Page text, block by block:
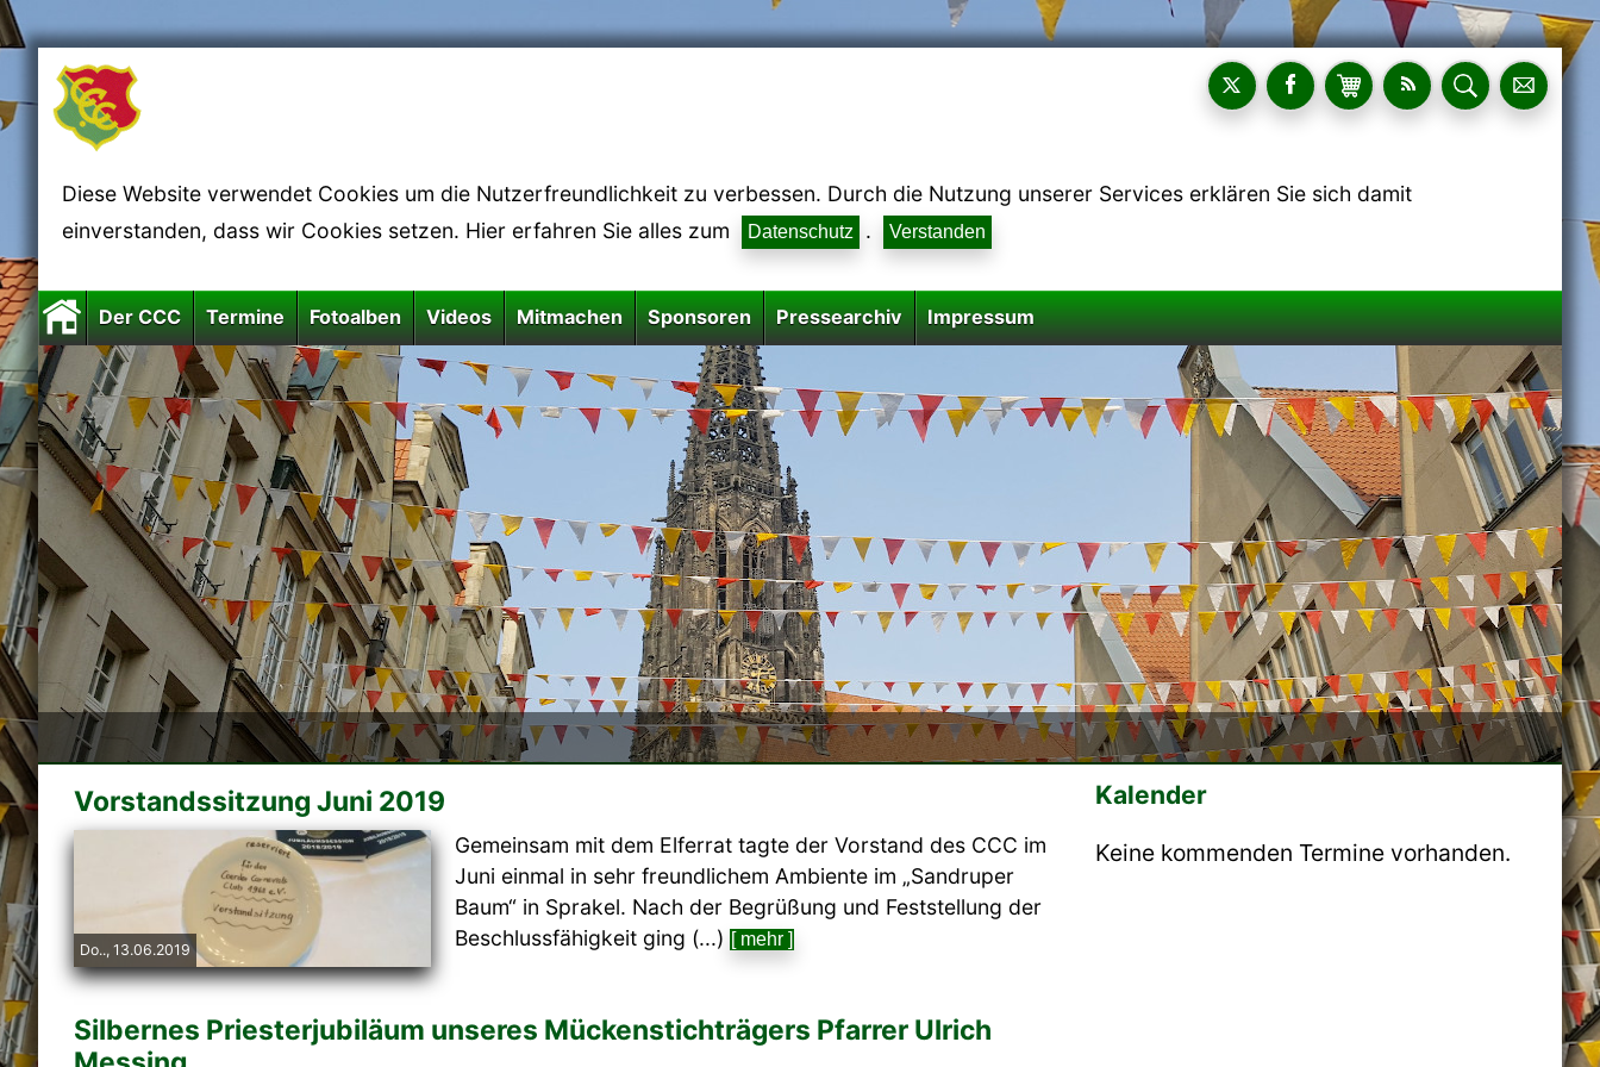
Diese Website verwendet Cookies um die Nutzerfreundlichkeit zu verbessen. Durch die Nutzung unserer Services erklären Sie sich damit
einverstanden, dass wir Cookies setzen. Hier erfahren Sie alles zum
Datenschutz . Verstanden
Der CCC Termine Fotoalben Videos Mitmachen Sponsoren Pressearchiv Impressum
Vorstandssitzung Juni 2019
Do.., 13.06.2019
Gemeinsam mit dem Elferrat tagte der Vorstand des CCC im
Juni einmal in sehr freundlichem Ambiente im „Sandruper
Baum“ in Sprakel. Nach der Begrüßung und Feststellung der
Beschlussfähigkeit ging (...) [ mehr ]
Silbernes Priesterjubiläum unseres Mückenstichträgers Pfarrer Ulrich
Kalender
Keine kommenden Termine vorhanden.